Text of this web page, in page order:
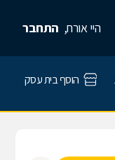
היי אורח, התחבר
הוסף בית עסק